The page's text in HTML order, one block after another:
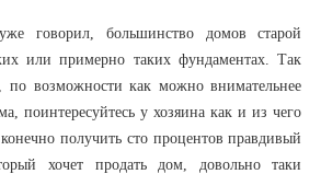
говорил, большинство домов старой
или примерно таких фундаментах. Так
по возможности как можно внимательнее
поинтересуйтесь у хозяина как и из чего
получить сто процентов правдивый
хочет продать дом, довольно таки